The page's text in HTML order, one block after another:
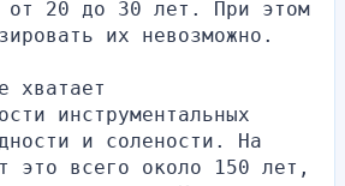
от 20 до 30 лет. При этом
их невозможно.
хватает
инструментальных
и солености. На
это всего около 150 лет,